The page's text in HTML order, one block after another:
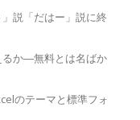
説「だはー」説に終
るか―無料とは名ばか
のテーマと標準フォ